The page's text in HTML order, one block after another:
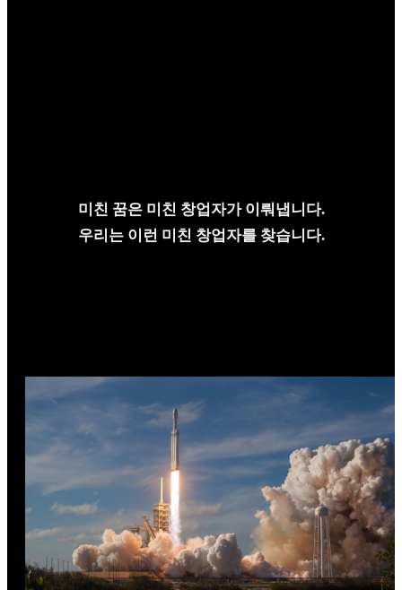
미친 꿈은 미친 창업자가 이뤄냅니다.
우리는 이런 미친 창업자를 찾습니다.